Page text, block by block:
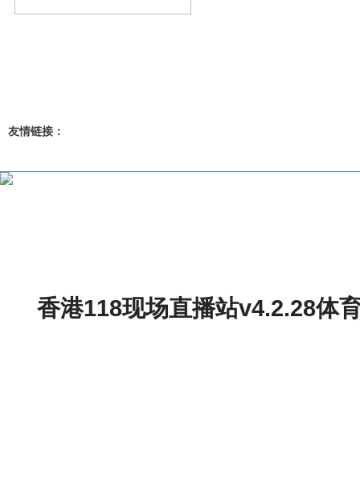
友情链接：
香港118现场直播站v4.2.28体